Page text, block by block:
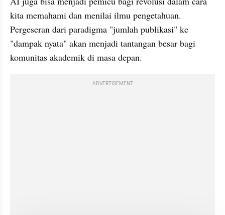
kita memahami dan menilai ilmu pengetahuan.
Pergeseran dari paradigma "jumlah publikasi" ke
"dampak nyata" akan menjadi tantangan besar bagi
komunitas akademik di masa depan.
ADVERTISEMENT